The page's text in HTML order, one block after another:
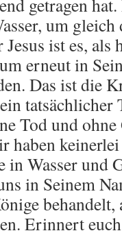
getragen
um
ist es, als
erneut in
Das ist die
tatsächlicher
Tod und
haben
in Wasser und
in Seinem
behandelt,
Erinnert